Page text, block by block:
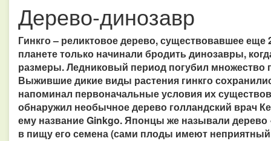
Дерево-динозавр
Гинкго – реликтовое дерево, существовавшее еще
планете только начинали бродить динозавры,
размеры. Ледниковый период погубил
Выжившие дикие виды растения гинкго
напоминал первоначальные условия их
обнаружил необычное дерево голландский врач
ему название Ginkgo. Японцы же называли
в пищу его семена (сами плоды имеют неприятный